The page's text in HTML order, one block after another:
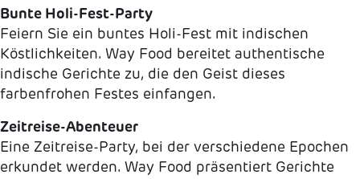
Bunte Holi-Fest-Party
Feiern Sie ein buntes Holi-Fest mit indischen
Köstlichkeiten. Way Food bereitet authentische
indische Gerichte zu, die den Geist dieses
farbenfrohen Festes einfangen.
Zeitreise-Abenteuer
Eine Zeitreise-Party, bei der verschiedene Epochen
erkundet werden. Way Food präsentiert Gerichte